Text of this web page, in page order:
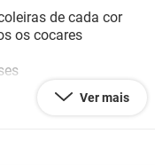
de cada cor
os cocares
Ver mais